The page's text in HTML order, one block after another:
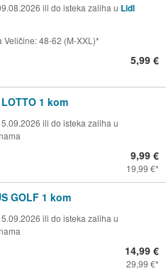
ili do isteka zaliha u Lidl
48-62 (M-XXL)*
5,99 €
1 kom
ili do isteka zaliha u
9,99 €
19,99 €
GOLF 1 kom
ili do isteka zaliha u
14,99 €
29,99 €